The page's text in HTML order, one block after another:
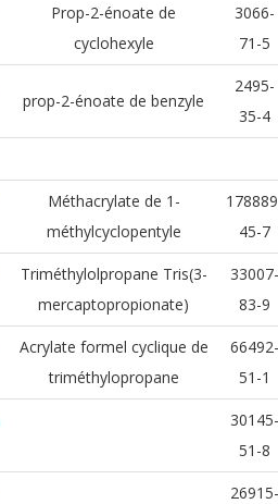
Prop-2-énoate de
cyclohexyle
3066-
71-5
prop-2-énoate de benzyle
2495-
35-4
Méthacrylate de 1-
méthylcyclopentyle
45-7
Triméthylolpropane Tris(3-
mercaptopropionate)
33007-
83-9
Acrylate formel cyclique de
triméthylopropane
66492-
51-1
30145-
51-8
26915-